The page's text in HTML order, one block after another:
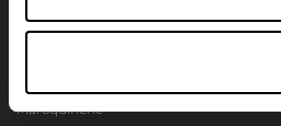
Montres et Joaillerie
Maroquinerie